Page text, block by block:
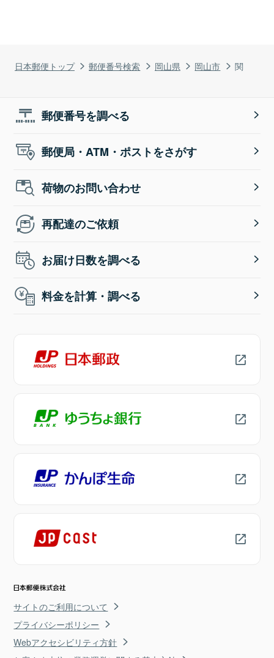
日本郵便トップ 郵便番号検索 岡山県 岡山市 関
郵便番号を調べる
郵便局・ATM・ポストをさがす
荷物のお問い合わせ
再配達のご依頼
お届け日数を調べる
料金を計算・調べる
サイトのご利用について
プライバシーポリシー
Webアクセシビリティ方針